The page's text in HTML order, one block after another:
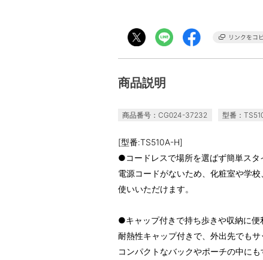
商品説明
商品番号：CG024-37232 型番：
[型番:TS510A-H]
●コードレスで場所を選ばず簡単スタ
電源コードがないため、化粧室や学
使いいただけます。
●キャップ付きで持ち歩きや収納に便
耐熱性キャップ付きで、外出先でもサ
コンパクトなバックやポーチの中に